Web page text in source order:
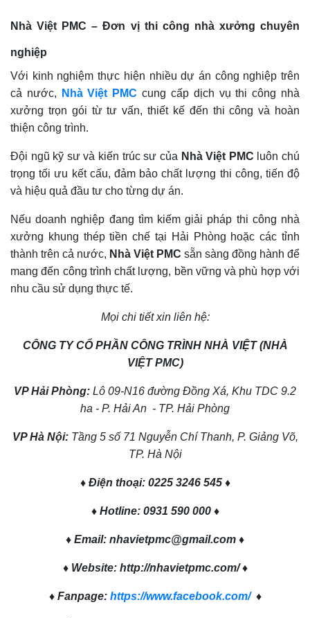
Nhà Việt PMC – Đơn vị thi công nhà xưởng chuyên
nghiệp
Với kinh nghiệm thực hiện nhiều dự án công nghiệp trên
cả nước,
Nhà Việt PMC cung cấp dịch vụ thi công nhà
xưởng trọn gói từ tư vấn, thiết kế đến thi công và hoàn
thiện công trình.
Đội ngũ kỹ sư và kiến trúc sư của Nhà Việt PMC luôn chú
trọng tối ưu kết cấu, đảm bảo chất lượng thi công, tiến độ
và hiệu quả đầu tư cho từng dự án.
Nếu doanh nghiệp đang tìm kiếm giải pháp thi công nhà
xưởng khung thép tiền chế tại Hải Phòng hoặc các tỉnh
thành trên cả nước, Nhà Việt PMC sẵn sàng đồng hành để
mang đến công trình chất lượng, bền vững và phù hợp với
nhu cầu sử dụng thực tế.
Mọi chi tiết xin liên hệ:
CÔNG TY CỔ PHẦN CÔNG TRÌNH NHÀ VIỆT (NHÀ
VIỆT PMC)
VP Hải Phòng: Lô 09-N16 đường Đồng Xá, Khu TDC 9.2
ha - P. Hải An - TP. Hải Phòng
VP Hà Nội: Tầng 5 số 71 Nguyễn Chí Thanh, P. Giảng Võ,
TP. Hà Nội
♦ Điện thoại: 0225 3246 545 ♦
♦ Hotline: 0931 590 000 ♦
♦ Email: nhavietpmc@gmail.com ♦
♦ Website: http://nhavietpmc.com/ ♦
♦ Fanpage: https://www.facebook.com/♦